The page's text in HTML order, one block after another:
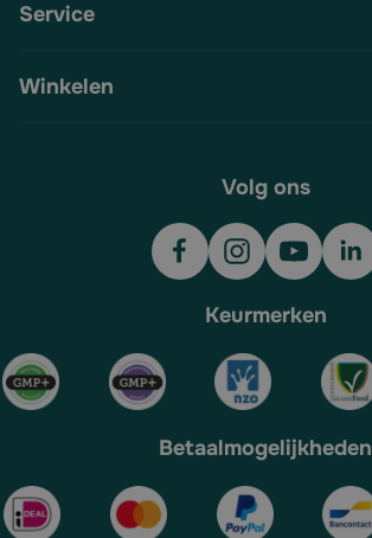
Service
Winkelen
Volg ons
Keurmerken
Betaalmogelijkheden